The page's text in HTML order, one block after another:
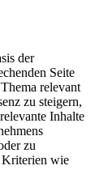
der
Seite
relevant
zu steigern,
Inhalte
zu
Kriterien wie